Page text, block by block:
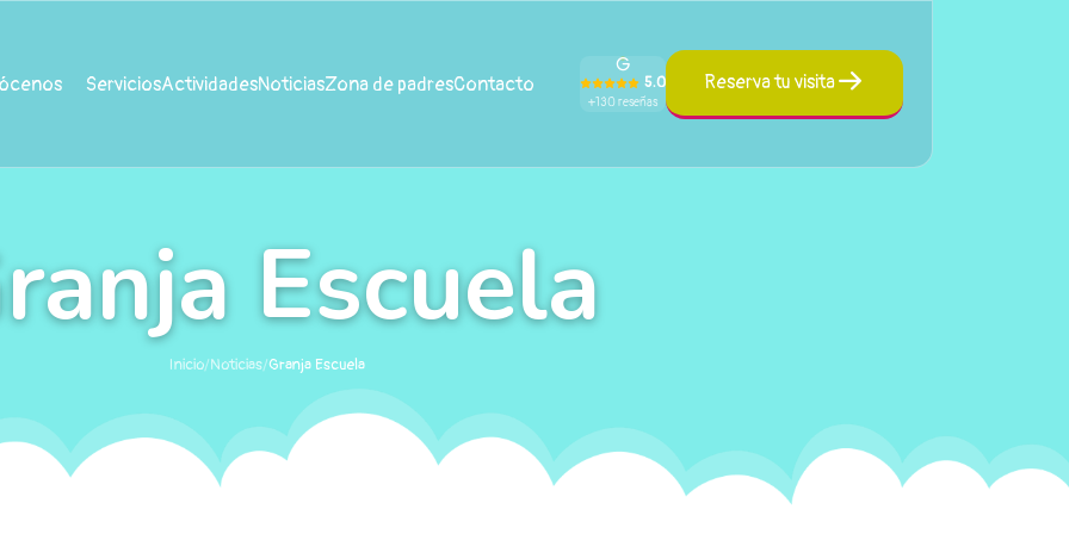
ServiciosActividadesNoticiasZona de padresContacto 5.0
+130 reseñas
Reserva tu visita
Escuela
Inicio/Noticias/Granja Escuela